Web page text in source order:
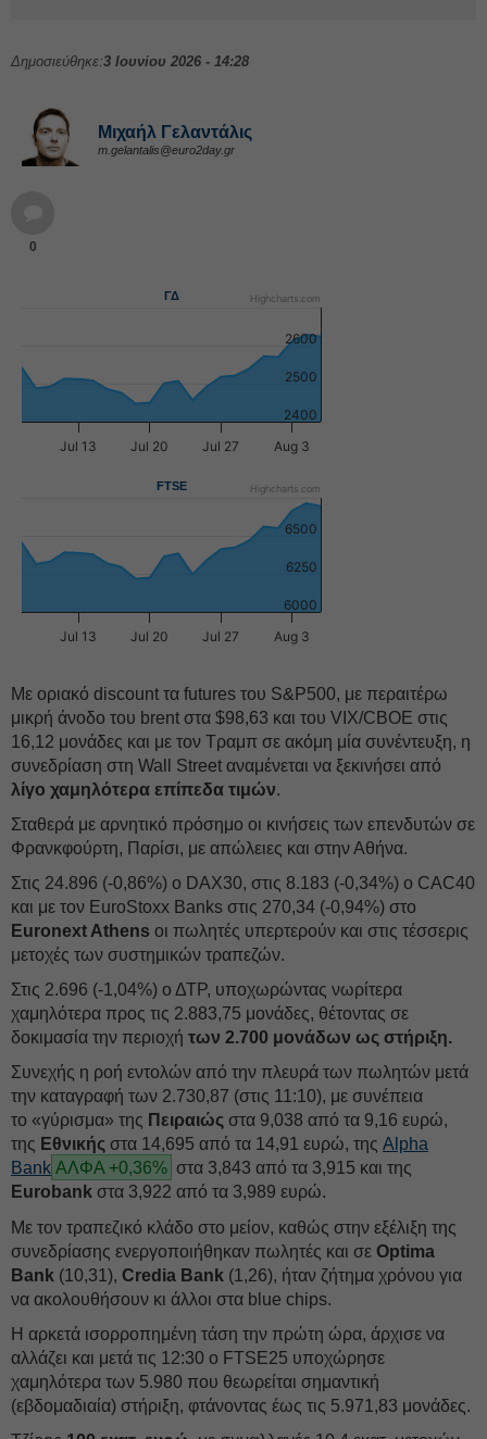
Δημοσιεύθηκε:3 Ιουνίου 2026 - 14:28
Μιχαήλ Γελαντάλις
m.gelantalis@euro2day.gr
0
ΓΔ
Jul 13 Jul 20 Jul 27 Aug 3
2400
2500
2600
Highcharts.com
FTSE
Jul 13 Jul 20 Jul 27 Aug 3
6000
6250
6500
Highcharts.com
Με οριακό discount τα futures του S&P500, με περαιτέρω
μικρή άνοδο του brent στα $98,63 και του VIX/CBOE στις
16,12 μονάδες και με τον Τραμπ σε ακόμη μία συνέντευξη, η
συνεδρίαση στη Wall Street αναμένεται να ξεκινήσει από
λίγο χαμηλότερα επίπεδα τιμών.
Σταθερά με αρνητικό πρόσημο οι κινήσεις των επενδυτών σε
Φρανκφούρτη, Παρίσι, με απώλειες και στην Αθήνα.
Στις 24.896 (-0,86%) ο DAX30, στις 8.183 (-0,34%) ο CAC40
και με τον EuroStoxx Banks στις 270,34 (-0,94%) στο
Euronext Athens οι πωλητές υπερτερούν και στις τέσσερις
μετοχές των συστημικών τραπεζών.
Στις 2.696 (-1,04%) ο ΔΤΡ, υποχωρώντας νωρίτερα
χαμηλότερα προς τις 2.883,75 μονάδες, θέτοντας σε
δοκιμασία την περιοχή των 2.700 μονάδων ως στήριξη.
Συνεχής η ροή εντολών από την πλευρά των πωλητών μετά
την καταγραφή των 2.730,87 (στις 11:10), με συνέπεια
το «γύρισμα» της Πειραιώς στα 9,038 από τα 9,16 ευρώ,
της Εθνικής στα 14,695 από τα 14,91 ευρώ, της Alpha
Bank ΑΛΦΑ +0,36% στα 3,843 από τα 3,915 και της
Eurobank στα 3,922 από τα 3,989 ευρώ.
Με τον τραπεζικό κλάδο στο μείον, καθώς στην εξέλιξη της
συνεδρίασης ενεργοποιήθηκαν πωλητές και σε Optima
Bank (10,31), Credia Bank (1,26), ήταν ζήτημα χρόνου για
να ακολουθήσουν κι άλλοι στα blue chips.
Η αρκετά ισορροπημένη τάση την πρώτη ώρα, άρχισε να
αλλάζει και μετά τις 12:30 ο FTSE25 υποχώρησε
χαμηλότερα των 5.980 που θεωρείται σημαντική
(εβδομαδιαία) στήριξη, φτάνοντας έως τις 5.971,83 μονάδες.